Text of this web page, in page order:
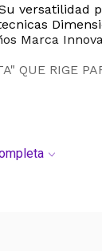
Marca
QUE RIGE